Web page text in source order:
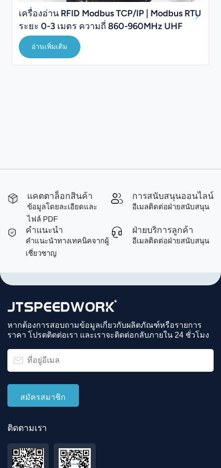
เครื่องอ่าน RFID Modbus TCP/IP | Modbus RTU
ระยะ 0-3 เมตร ความถี่ 860-960MHz UHF
อ่านเพิ่มเติม
แคตตาล็อกสินค้า
ข้อมูลโดยละเอียดและ
ไฟล์ PDF
การสนับสนุนออนไลน์
อีเมลติดต่อฝ่ายสนับสนุน
คำแนะนำ
คำแนะนำทางเทคนิคจากผู้
เชี่ยวชาญ
ฝ่ายบริการลูกค้า
อีเมลติดต่อฝ่ายสนับสนุน
หากต้องการสอบถามข้อมูลเกี่ยวกับผลิตภัณฑ์หรือรายการ
ราคา โปรดติดต่อเรา และเราจะติดต่อกลับภายใน 24 ชั่วโมง
ติดตามเรา